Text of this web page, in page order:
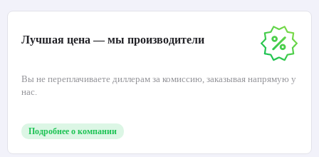
Лучшая цена — мы производители
Вы не переплачиваете диллерам за комиссию, заказывая напрямую у
нас.
Подробнее о компании